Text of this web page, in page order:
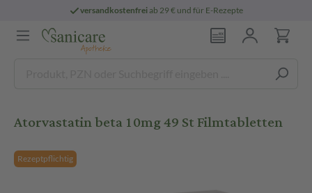
versandkostenfreiab 29 € und für E-Rezepte
Atorvastatin beta 10mg 49 St Filmtabletten
Rezeptpflichtig